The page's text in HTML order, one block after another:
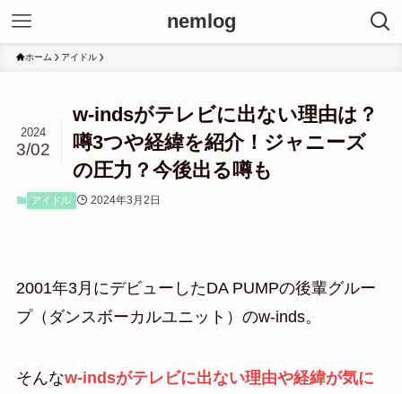
nemlog
ホーム アイドル
w-indsがテレビに出ない理由は？
噂3つや経緯を紹介！ジャニーズ
の圧力？今後出る噂も
2024
3/02
アイドル 2024年3月2日
2001年3月にデビューしたDA PUMPの後輩グルー
プ（ダンスボーカルユニット）のw-inds。
そんなw-indsがテレビに出ない理由や経緯が気に